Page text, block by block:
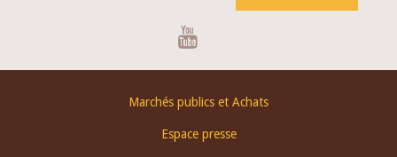
Marchés publics et Achats
Espace presse